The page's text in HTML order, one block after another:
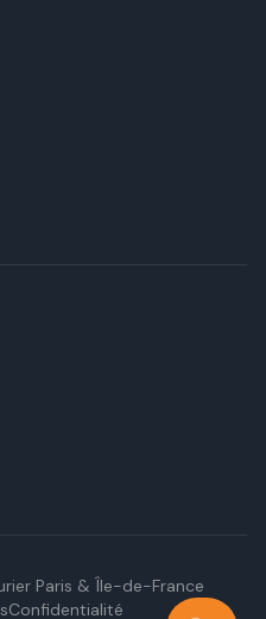
Paris & Île-de-France
Confidentialité